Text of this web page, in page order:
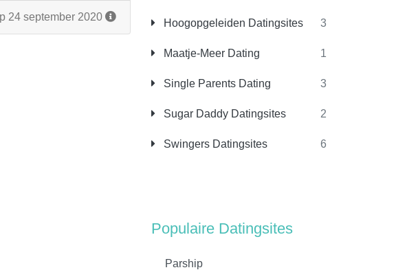
Hoogopgeleiden Datingsites 3
Maatje-Meer Dating 1
Single Parents Dating 3
Sugar Daddy Datingsites 2
Swingers Datingsites 6
Populaire Datingsites
Parship
24 september 2020